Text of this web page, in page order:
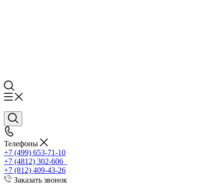
Телефоны
+7 (499) 653-71-10
+7 (4812) 302-606
+7 (812) 409-43-26
Заказать звонок